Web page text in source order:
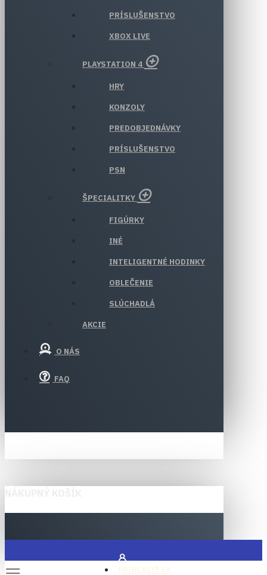
PRÍSLUŠENSTVO
XBOX LIVE
PLAYSTATION 4
HRY
KONZOLY
PREDOBJEDNÁVKY
PRÍSLUŠENSTVO
PSN
ŠPECIALITKY
FIGÚRKY
INÉ
INTELIGENTNÉ HODINKY
OBLEČENIE
SLÚCHADLÁ
AKCIE
O NÁS
FAQ
PRIHLÁSIŤ SA